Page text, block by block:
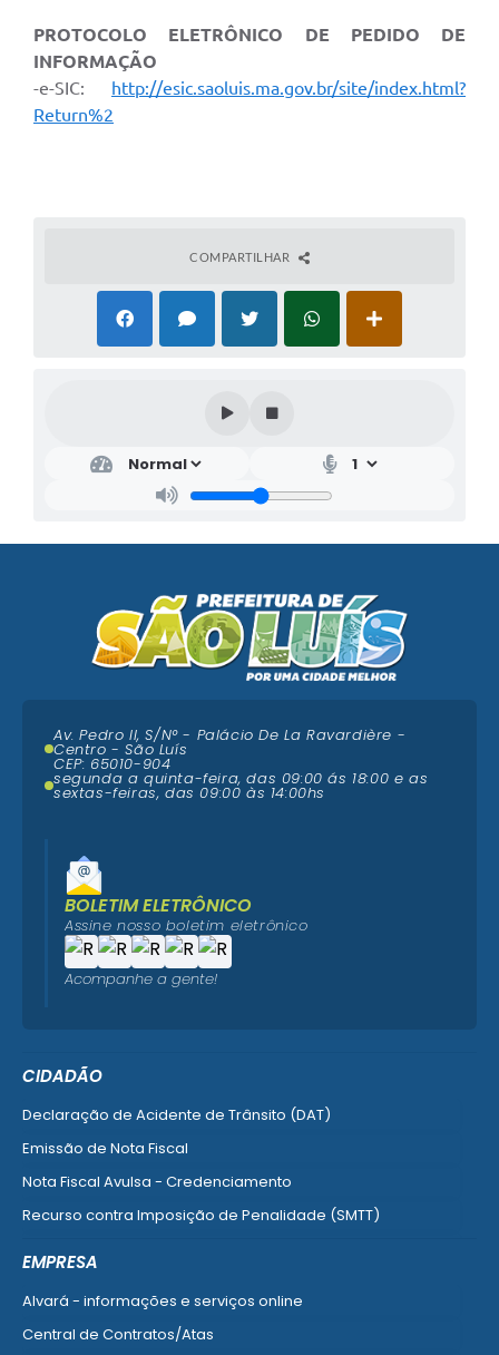
PROTOCOLO ELETRÔNICO DE PEDIDO DE
INFORMAÇÃO
-e-SIC: http://esic.saoluis.ma.gov.br/site/index.html?
Return%2
COMPARTILHAR
CIDADÃO
Declaração de Acidente de Trânsito (DAT)
Emissão de Nota Fiscal
Nota Fiscal Avulsa - Credenciamento
Recurso contra Imposição de Penalidade (SMTT)
EMPRESA
Alvará - informações e serviços online
Central de Contratos/Atas
Av. Pedro II, S/N° - Palácio De La Ravardière -
Centro - São Luís
CEP: 65010-904
segunda a quinta-feira, das 09:00 ás 18:00 e as
sextas-feiras, das 09:00 às 14:00hs
BOLETIM ELETRÔNICO
Assine nosso boletim eletrônico
Acompanhe a gente!